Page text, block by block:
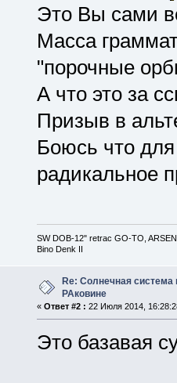
Это Вы сами
Масса
"порочные
А что это за
Призыв в
Боюсь что
радикальное
SW DOB-12" retrac GO-TO,
Bino Denk II
Re: Солнечная система
РАковине
« Ответ #2 : 22 Июля 2014,
Это базавая